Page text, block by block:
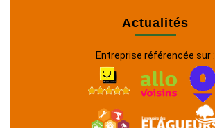
Actualités
Entreprise référencée sur :